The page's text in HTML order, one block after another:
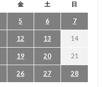
金 土 日
5 6 7
12 13 14
19 20 21
26 27 28